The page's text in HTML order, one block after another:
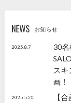
NEWS お知らせ
2025.8.7
30
ス
画！
2025.5.20
【